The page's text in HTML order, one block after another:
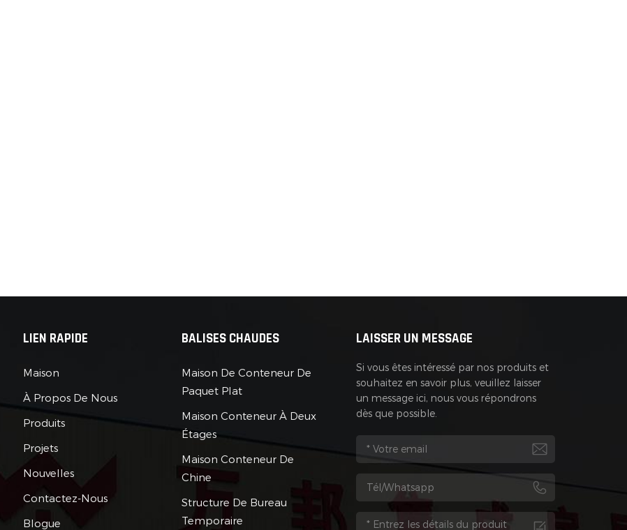
LIEN RAPIDE
Maison
À Propos De Nous
Produits
Projets
Nouvelles
Contactez-Nous
Blogue
BALISES CHAUDES
Maison De Conteneur De
Paquet Plat
Maison Conteneur À Deux
Étages
Maison Conteneur De
Chine
Structure De Bureau
Temporaire
LAISSER UN MESSAGE
Si vous êtes intéressé par nos produits et
souhaitez en savoir plus, veuillez laisser
un message ici, nous vous répondrons
dès que possible.